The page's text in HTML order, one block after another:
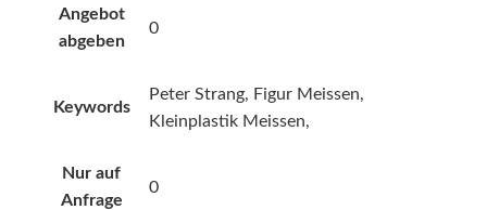
Angebot
abgeben
0
Keywords
Peter Strang, Figur Meissen,
Kleinplastik Meissen,
Nur auf
Anfrage
0